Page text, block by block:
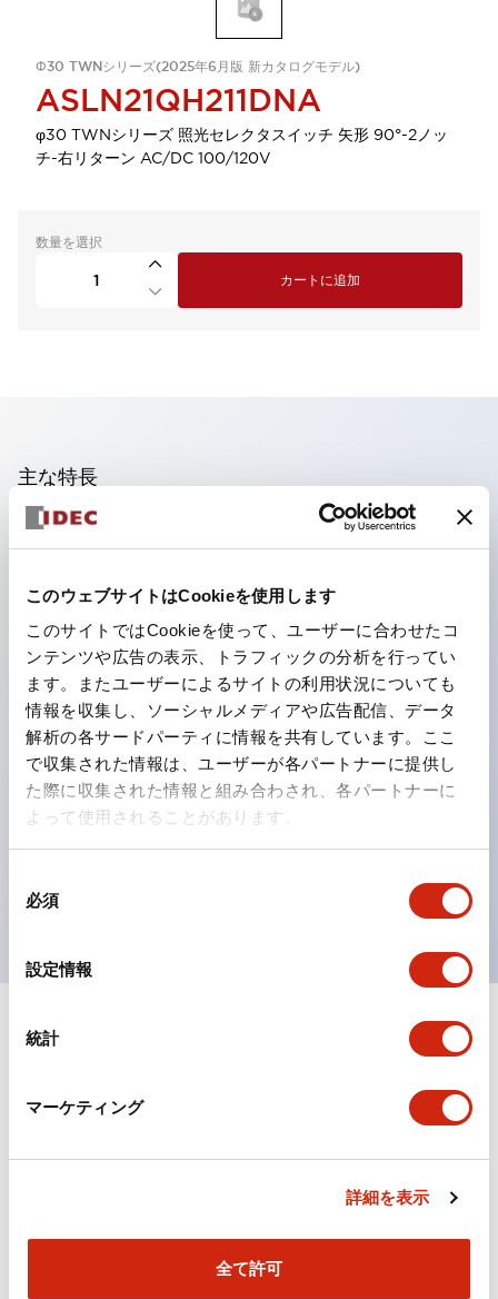
このウェブサイトはCookieを使用します
このサイトではCookieを使って、ユーザーに合わせたコ
ンテンツや広告の表示、トラフィックの分析を行ってい
ます。またユーザーによるサイトの利用状況についても
情報を収集し、ソーシャルメディアや広告配信、データ
解析の各サードパーティに情報を共有しています。ここ
で収集された情報は、ユーザーが各パートナーに提供し
た際に収集された情報と組み合わされ、各パートナーに
よって使用されることがあります。
必須
設定情報
統計
マーケティング
詳細を表示
全て許可
Φ30 TWNシリーズ(2025年6月版 新カタログモデル)
ASLN21QH211DNA
φ30 TWNシリーズ 照光セレクタスイッチ 矢形 90°-2ノッ
チ-右リターン AC/DC 100/120V
数量を選択
カートに追加
主な特長
照光ユニットの低電圧タイプ(6～24Vタイプ)は2026
フィンガープロテクション構造、ねじアップ端子構造、
保護構造IP20に対応したHW-U形コンタクトブロック
を搭載。
高電圧タイプのLED球が搭載可能になり、ダイレクト
タイプの定格使用電圧が最大240Vまで対応可能になり
ました。
ひとつで6色の役をこなすLED球（LSRD球）。これま
UL、CSA、TÜV、CCC認証品。
ドキュメントとファイル
年6月版）（日本語）
4.92MB